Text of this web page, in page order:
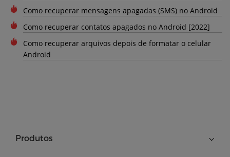
Como recuperar mensagens apagadas (SMS) no Android
Como recuperar contatos apagados no Android [2022]
Como recuperar arquivos depois de formatar o celular
Android
Produtos